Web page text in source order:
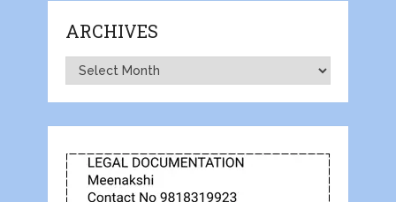
ARCHIVES
Archives